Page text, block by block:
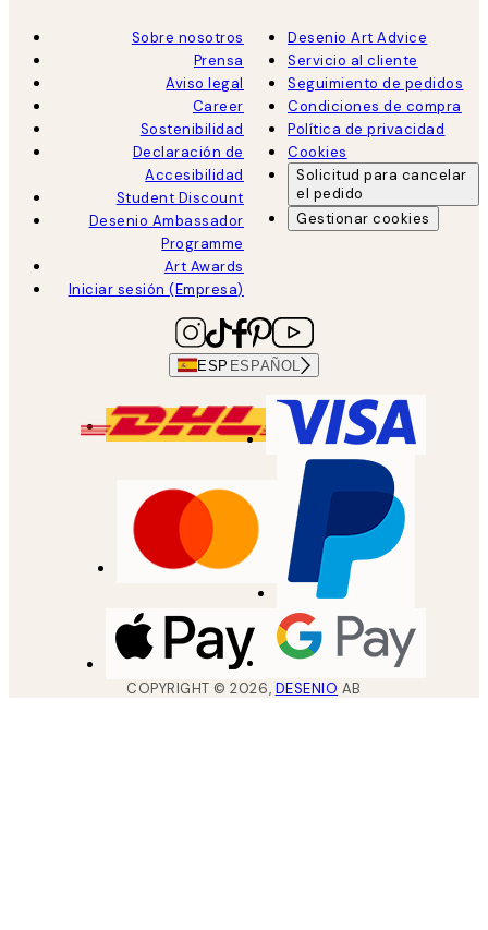
Sobre nosotros
Prensa
Aviso legal
Career
Sostenibilidad
Declaración de
Accesibilidad
Student Discount
Desenio Ambassador
Programme
Art Awards
Iniciar sesión (Empresa)
Desenio Art Advice
Servicio al cliente
Seguimiento de pedidos
Condiciones de compra
Política de privacidad
Cookies
Solicitud para cancelar
el pedido
Gestionar cookies
ESP ESPAÑOL
COPYRIGHT ©2026, DESENIO AB